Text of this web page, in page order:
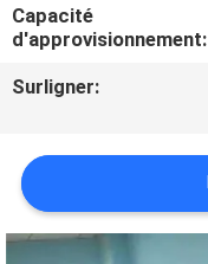
NOUVELLES
UNE
CITATION
Capacité
d'approvisionnement:
Surligner: